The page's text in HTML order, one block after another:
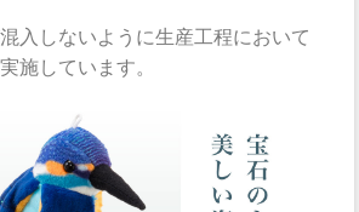
入しないように生産工程において
施しています。